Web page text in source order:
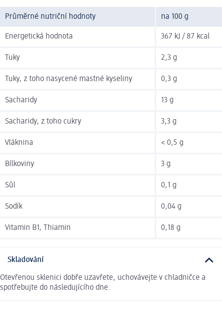
Průměrné nutriční hodnoty na 100 g
Energetická hodnota 367 kJ / 87 kcal
Tuky 2,3 g
Tuky, z toho nasycené mastné kyseliny 0,3 g
Sacharidy 13 g
Sacharidy, z toho cukry 3,3 g
Vláknina < 0,5 g
Bílkoviny 3 g
Sůl 0,1 g
Sodík 0,04 g
Vitamin B1, Thiamin 0,18 g
Skladování
Otevřenou sklenici dobře uzavřete, uchovávejte v chladničce a
spotřebujte do následujícího dne.